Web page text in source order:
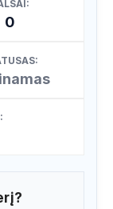
0